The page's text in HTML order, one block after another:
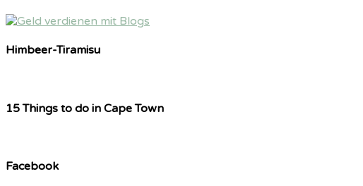
Himbeer-Tiramisu
15 Things to do in Cape Town
Facebook